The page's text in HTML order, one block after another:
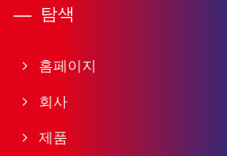
탐색
홈페이지
회사
제품